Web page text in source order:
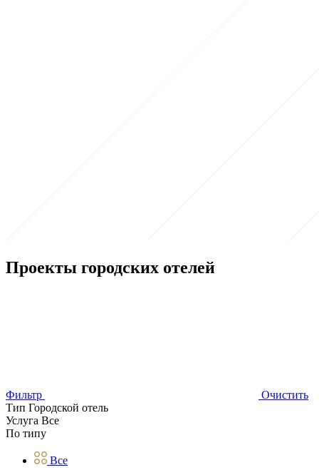
Проекты городских отелей
Фильтр
Очистить
Тип Городской отель
Услуга Все
По типу
Все